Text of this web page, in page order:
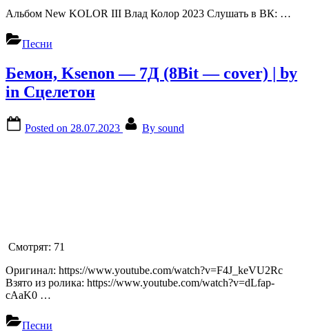
Альбом New KOLOR III Влад Колор 2023 Слушать в ВК: …
Песни
Бемон, Ksenon — 7Д (8Bit — cover) | by
in Сцелетон
Posted on 28.07.2023 By sound
Смотрят: 71
Оригинал: https://www.youtube.com/watch?v=F4J_keVU2Rc
Взято из ролика: https://www.youtube.com/watch?v=dLfap-
cAaK0 …
Песни